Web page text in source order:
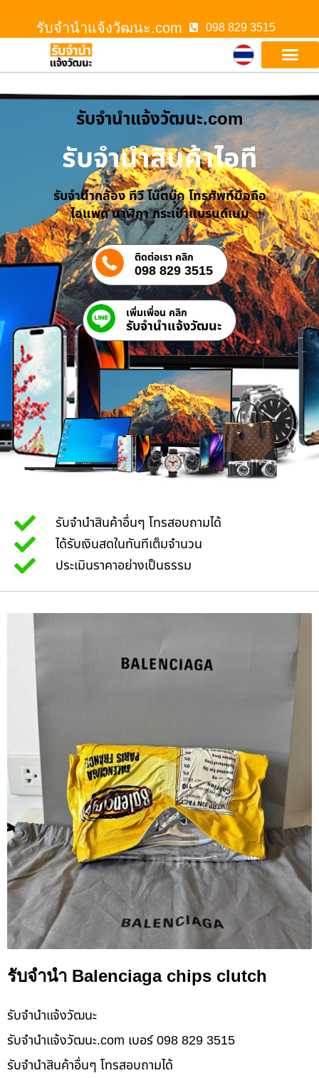
รับจํานําแจ้งวัฒนะ.com 098 829 3515
รับจํานําแจ้งวัฒนะ.com
รับจำนำสินค้าไอที
รับจำนำกล้อง ทีวี โน๊ตบุ๊ค โทรศัพท์มือถือ
ไอแพด นาฬิกา กระเป๋าแบรนด์เนม
ติดต่อเรา คลิก
098 829 3515
เพิ่มเพื่อน คลิก
รับจํานําแจ้งวัฒนะ
รับจำนำสินค้าอื่นๆ โทรสอบถามได้
ได้รับเงินสดในทันทีเต็มจำนวน
ประเมินราคาอย่างเป็นธรรม
รับจำนำ Balenciaga chips clutch
รับจํานําแจ้งวัฒนะ
รับจํานําแจ้งวัฒนะ.com เบอร์ 098 829 3515
รับจำนำสินค้าอื่นๆ โทรสอบถามได้